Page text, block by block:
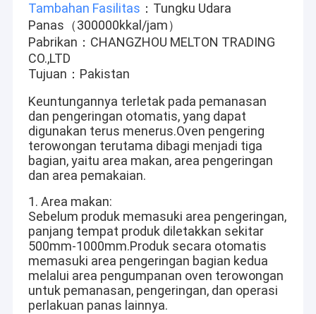
Tambahan Fasilitas ：Tungku Udara
Panas（300000kkal/jam）
Pabrikan：CHANGZHOU MELTON TRADING
CO.,LTD
Tujuan：Pakistan
Keuntungannya terletak pada pemanasan
dan pengeringan otomatis, yang dapat
digunakan terus menerus.Oven pengering
terowongan terutama dibagi menjadi tiga
bagian, yaitu area makan, area pengeringan
dan area pemakaian.
1. Area makan:
Sebelum produk memasuki area pengeringan,
panjang tempat produk diletakkan sekitar
500mm-1000mm.Produk secara otomatis
memasuki area pengeringan bagian kedua
melalui area pengumpanan oven terowongan
untuk pemanasan, pengeringan, dan operasi
perlakuan panas lainnya.